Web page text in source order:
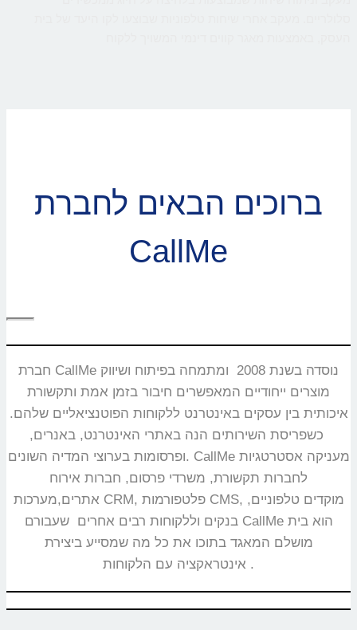
ברוכים הבאים לחברת
CallMe
חברת CallMe נוסדה בשנת 2008 ומתמחה בפיתוח ושיווק
מוצרים ייחודיים המאפשרים חיבור בזמן אמת ותקשורת
איכותית בין עסקים באינטרנט ללקוחות הפוטנציאליים שלהם.
כשפריסת השירותים הנה באתרי האינטרנט, באנרים,
ופרסומות בערוצי המדיה השונים. CallMe מעניקה אסטרטגיות
לחברות תקשורת, משרדי פרסום, חברות אירוח
אתרים,מערכות CRM, פלטפורמות CMS, מוקדים טלפוניים,
בנקים וללקוחות רבים אחרים שעבורם CallMe הוא בית
מושלם המאגד בתוכו את כל מה שמסייע ביצירת
אינטראקציה עם הלקוחות.